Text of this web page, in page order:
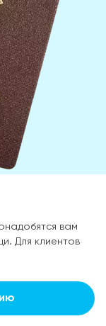
вам
Для клиентов